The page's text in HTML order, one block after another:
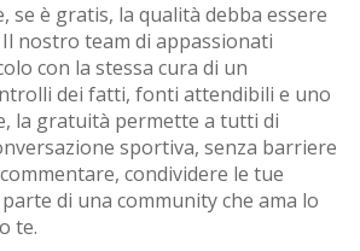
se è gratis, la qualità debba essere
Il nostro team di appassionati
con la stessa cura di un
dei fatti, fonti attendibili e uno
la gratuità permette a tutti di
sportiva, senza barriere
condividere le tue
di una community che ama lo
te.